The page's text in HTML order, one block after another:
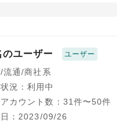
のユーザー ユーザー
流通/商社系
況：利用中
カウント数：31件〜50件
：2023/09/26